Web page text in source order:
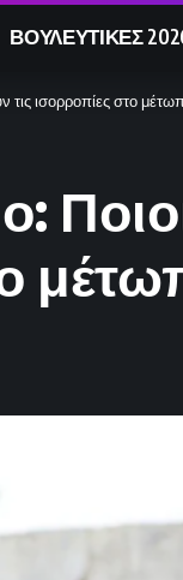
ΒΟΥΛΕΥΤΙΚΕΣ
ισορροπίες στο